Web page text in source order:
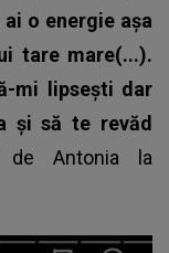
o energie așa
tare mare(...).
mi lipsești dar
și să te revăd
de Antonia la